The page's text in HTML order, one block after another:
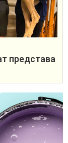
представа